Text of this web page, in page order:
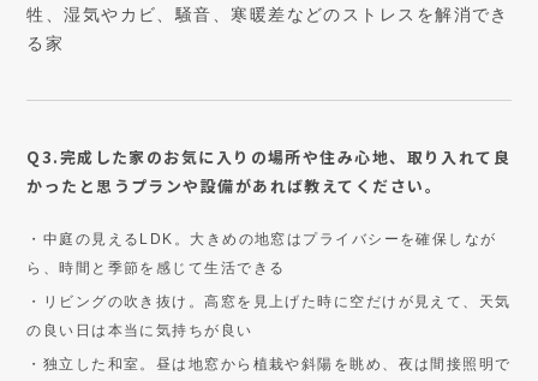
牲、湿気やカビ、騒音、寒暖差などのストレスを解消でき
る家
Q3.完成した家のお気に入りの場所や住み心地、取り入れて良
かったと思うプランや設備があれば教えてください。
・中庭の見えるLDK。大きめの地窓はプライバシーを確保しなが
ら、時間と季節を感じて生活できる
・リビングの吹き抜け。高窓を見上げた時に空だけが見えて、天気
の良い日は本当に気持ちが良い
・独立した和室。昼は地窓から植栽や斜陽を眺め、夜は間接照明で